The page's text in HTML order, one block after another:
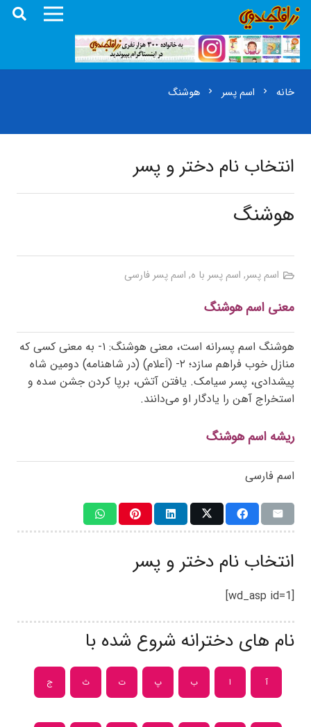
خانه chevron_right اسم پسر chevron_right هوشنگ
انتخاب نام دختر و پسر
هوشنگ
اسم پسر, اسم پسر با ه, اسم پسر فارسی
معنی اسم هوشنگ
هوشنگ اسم پسرانه است، معنی هوشنگ: ۱- به معنی کسی که
منازل خوب فراهم سازد؛ ۲- (اَعلام) (در شاهنامه) دومین شاه
پیشدادی، پسر سیامک. یافتن آتش، برپا کردن جشن سده و
استخراج آهن را یادگار او می‌دانند.
ریشه اسم هوشنگ
اسم فارسی
انتخاب نام دختر و پسر
[wd_asp id=1]
نام های دخترانه شروع شده با
آ ا ب پ ت ث ج